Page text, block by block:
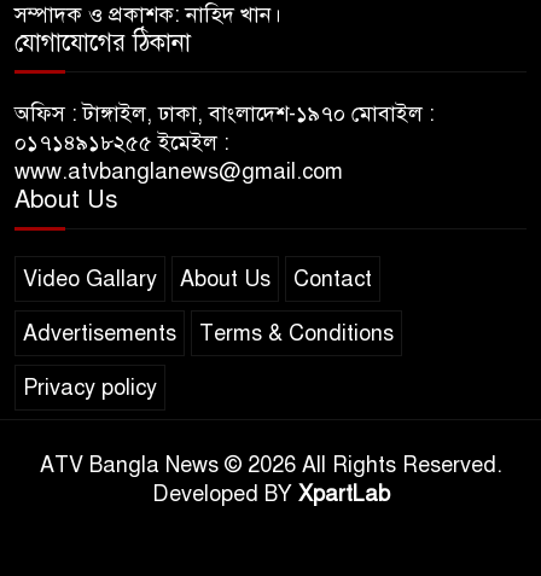
সম্পাদক ও প্রকাশক: নাহিদ খান।
যোগাযোগের ঠিকানা
অফিস : টাঙ্গাইল, ঢাকা, বাংলাদেশ-১৯৭০ মোবাইল :
০১৭১৪৯১৮২৫৫ ইমেইল :
www.atvbanglanews@gmail.com
About Us
Video Gallary About Us Contact
Advertisements Terms & Conditions
Privacy policy
ATV Bangla News © 2026 All Rights Reserved.
Developed BY XpartLab